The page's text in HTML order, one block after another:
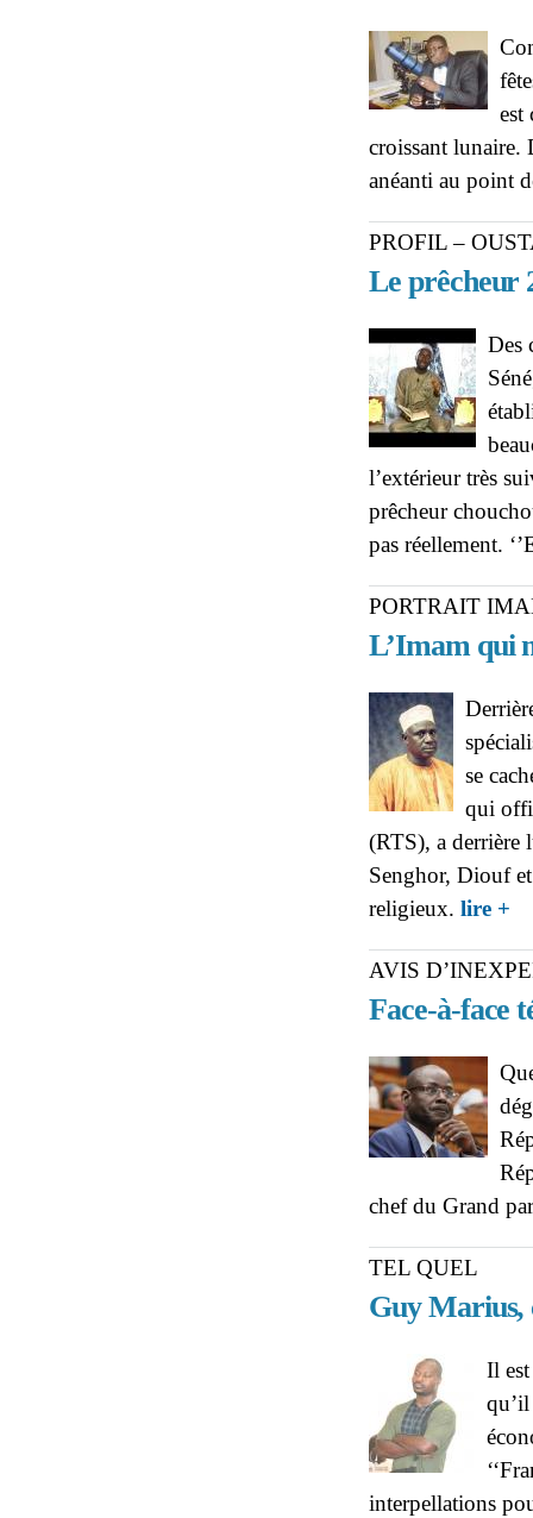
est
croissant lunaire.
anéanti au point
PROFIL –
Le prêcheur
Des
l’extérieur très
prêcheur
pas réellement.
PORTRAIT
L’Imam qui
se
qui
(RTS), a derrière
Senghor, Diouf et
religieux. lire +
AVIS
Face-à-face
chef du Grand
TEL QUEL
Guy
Il
interpellations